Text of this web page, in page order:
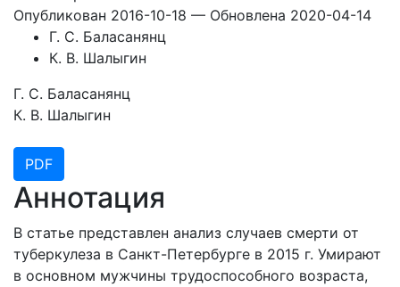
Опубликован 2016-10-18 — Обновлена 2020-04-14
Г. С. Баласанянц
К. В. Шалыгин
Г. С. Баласанянц
К. В. Шалыгин
PDF
Аннотация
В статье представлен анализ случаев смерти от
туберкулеза в Санкт-Петербурге в 2015 г. Умирают
в основном мужчины трудоспособного возраста,